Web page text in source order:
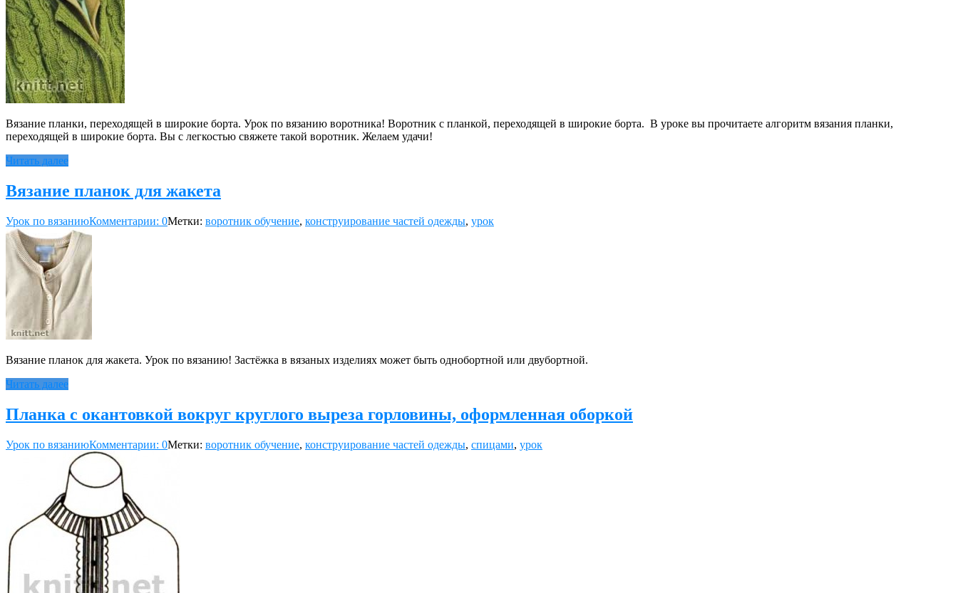
Вязание планки, переходящей в широкие борта. Урок по вязанию воротника! Воротник с планкой, переходящей в широкие борта. В уроке вы прочитаете алгоритм вязания планки,
переходящей в широкие борта. Вы с легкостью свяжете такой воротник. Желаем удачи!
Читать далее
Вязание планок для жакета
Урок по вязаниюКомментарии: 0Метки: воротник обучение, конструирование частей одежды, урок
Вязание планок для жакета. Урок по вязанию! Застёжка в вязаных изделиях может быть однобортной или двубортной.
Читать далее
Планка с окантовкой вокруг круглого выреза горловины, оформленная оборкой
Урок по вязаниюКомментарии: 0Метки: воротник обучение, конструирование частей одежды, спицами, урок